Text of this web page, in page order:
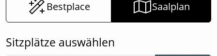
Bestplace Saalplan
Sitzplätze auswählen